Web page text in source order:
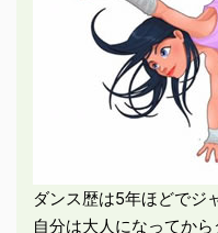
ダンス歴は5年ほどでジ
自分は大人になってか